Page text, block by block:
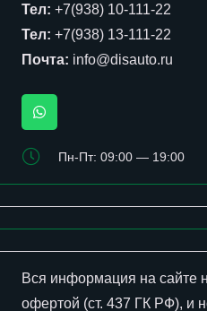
Тел: +7(938) 10-111-22
Тел: +7(938) 13-111-22
Почта: info@disauto.ru
Пн-Пт: 09:00 — 19:00
Вся информация на сайте
офертой (ст. 437 ГК РФ), и